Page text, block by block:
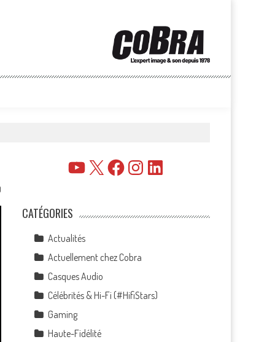
YouTube
X FacebookInstagramLinkedIn
CATÉGORIES
Actualités
Actuellement chez Cobra
Casques Audio
Célébrités & Hi-Fi (#HifiStars)
Gaming
Haute-Fidélité